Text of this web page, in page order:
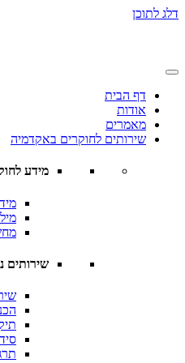
דלג לתוכן
דף הבית
אודות
מאמרים
שירותים לחוקרים באקדמיה
מידע
שירותים